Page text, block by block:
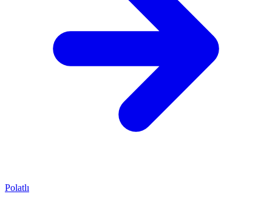
Polatlı